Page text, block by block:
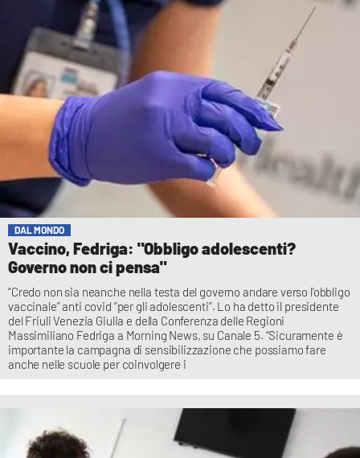
DAL MONDO
Vaccino, Fedriga: "Obbligo adolescenti?
Governo non ci pensa"
“Credo non sia neanche nella testa del governo andare verso l’obbligo
vaccinale” anti covid “per gli adolescenti”. Lo ha detto il presidente
del Friuli Venezia Giulia e della Conferenza delle Regioni
Massimiliano Fedriga a Morning News, su Canale 5. “Sicuramente è
importante la campagna di sensibilizzazione che possiamo fare
anche nelle scuole per coinvolgere i